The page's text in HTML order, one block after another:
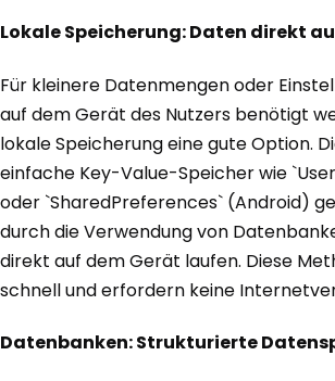
Lokale Speicherung: Daten direkt
Für kleinere Datenmengen oder
auf dem Gerät des Nutzers benötigt
lokale Speicherung eine gute Option.
einfache Key-Value-Speicher wie
oder `SharedPreferences` (Android)
durch die Verwendung von
direkt auf dem Gerät laufen. Diese
schnell und erfordern keine
Datenbanken: Strukturierte